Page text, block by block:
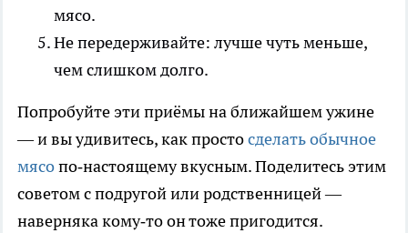
мясо.
Не передерживайте: лучше чуть меньше,
чем слишком долго.
Попробуйте эти приёмы на ближайшем ужине
— и вы удивитесь, как простосделать обычное
мясопо‑настоящему вкусным. Поделитесь этим
советом с подругой или родственницей —
наверняка кому‑то он тоже пригодится.